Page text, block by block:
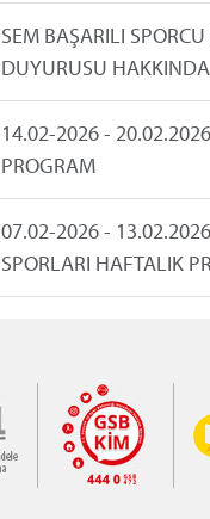
SEM BAŞARILI
DUYURUSU HAKKINDA
14.02-2026 -
PROGRAM
07.02-2026 -
SPORLARI HAFTALIK